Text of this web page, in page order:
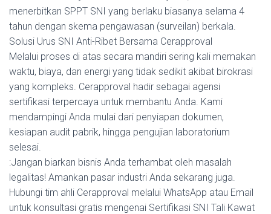
menerbitkan SPPT SNI yang berlaku biasanya selama 4
tahun dengan skema pengawasan (surveilan) berkala.
Solusi Urus SNI Anti-Ribet Bersama Cerapproval
Melalui proses di atas secara mandiri sering kali memakan
waktu, biaya, dan energi yang tidak sedikit akibat birokrasi
yang kompleks. Cerapproval hadir sebagai agensi
sertifikasi terpercaya untuk membantu Anda. Kami
mendampingi Anda mulai dari penyiapan dokumen,
kesiapan audit pabrik, hingga pengujian laboratorium
selesai.
:Jangan biarkan bisnis Anda terhambat oleh masalah
legalitas! Amankan pasar industri Anda sekarang juga.
Hubungi tim ahli Cerapproval melalui WhatsApp atau Email
untuk konsultasi gratis mengenai Sertifikasi SNI Tali Kawat